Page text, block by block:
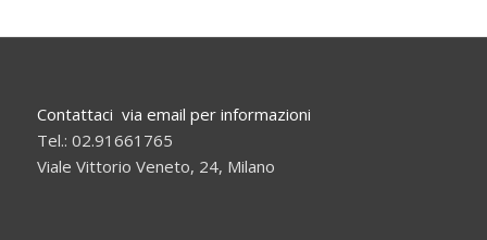
Contattaci via email per informazioni
Tel.: 02.91661765
Viale Vittorio Veneto, 24, Milano